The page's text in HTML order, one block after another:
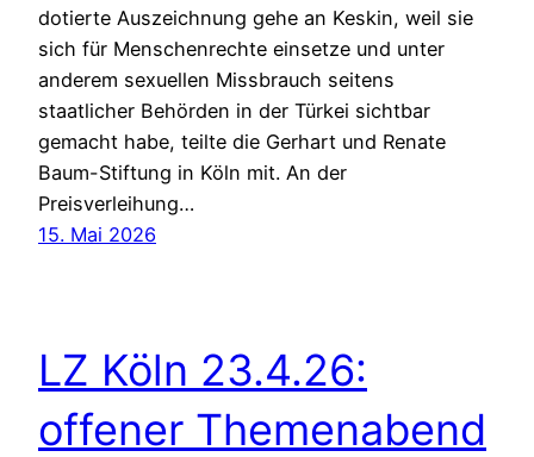
dotierte Auszeichnung gehe an Keskin, weil sie
sich für Menschenrechte einsetze und unter
anderem sexuellen Missbrauch seitens
staatlicher Behörden in der Türkei sichtbar
gemacht habe, teilte die Gerhart und Renate
Baum-Stiftung in Köln mit. An der
Preisverleihung…
15. Mai 2026
LZ Köln 23.4.26:
offener Themenabend